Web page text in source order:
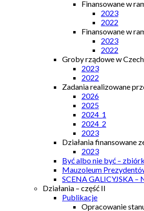
Finansowane w
2023
2022
Finansowane w
2023
2022
Groby rządowe w
2023
2022
Zadania realizowane
2026
2025
2024_1
2024_2
2023
Działania finansowane
2023
Być albo nie być –
Mauzoleum
SCENA GALICYJSKA
Działania – część II
Publikacje
Opracowanie